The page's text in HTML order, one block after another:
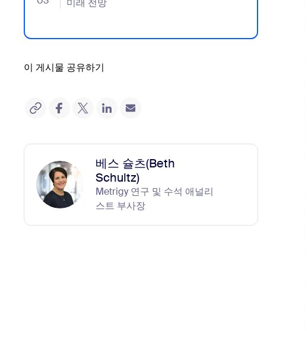
미래 전망
이 게시물 공유하기
베스 슐츠(Beth
Schultz)
Metrigy 연구 및 수석 애널리
스트 부사장